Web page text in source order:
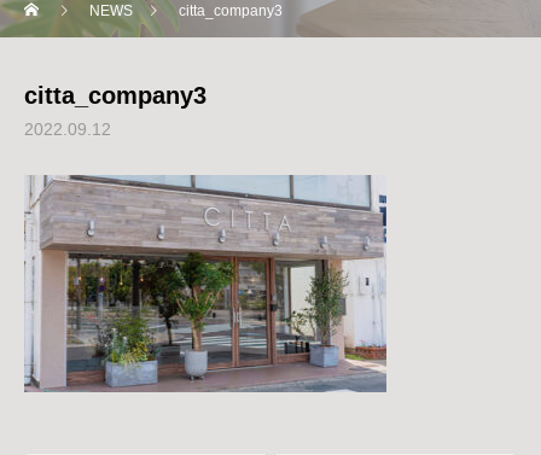
NEWS citta_company3
citta_company3
2022.09.12